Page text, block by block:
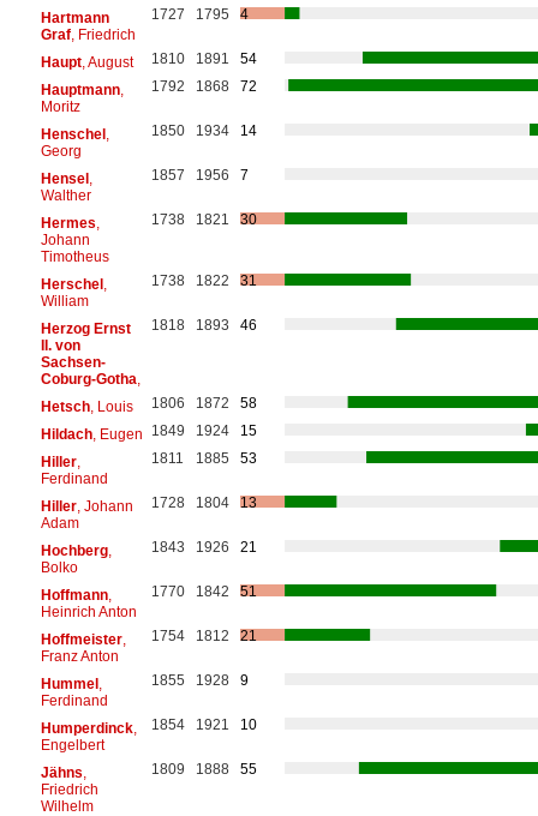
Hartmann
Graf, Friedrich
1727 1795 4
Haupt, August 1810 1891
54
Hauptmann,
Moritz
1792 1868 72
Henschel,
Georg
1850 1934 14
Hensel,
Walther
1857 1956 7
Hermes
Johann
Timotheus
1738 1821 30
Herschel,
William
1738 1822 31
Herzog Ernst
II. von
Sachsen-
Coburg-Gotha
1818 1893 46
Hetsch, Louis 1806 1872
58
Hildach, Eugen 1849 1924
15
Hiller,
Ferdinand
1811 1885 53
Hiller, Johann
Adam
1728 1804 13
Hochberg,
Bolko
1843 1926 21
Hoffmann,
Heinrich Anton
1770 1842 51
Hoffmeister,
Franz Anton
1754 1812 21
Hummel,
Ferdinand
1855 1928 9
Humperdinck,
Engelbert
1854 1921 10
Jähns
Friedrich
Wilhelm
1809 1888 55